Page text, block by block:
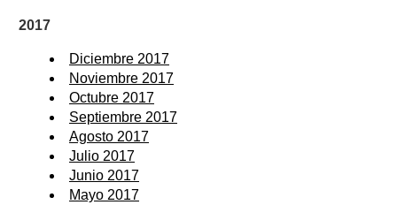
2017
Diciembre 2017
Noviembre 2017
Octubre 2017
Septiembre 2017
Agosto 2017
Julio 2017
Junio 2017
Mayo 2017